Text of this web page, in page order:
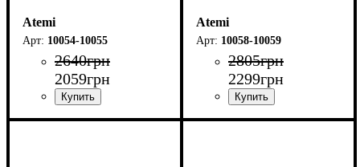
Atemi
10054-10055
2640грн
2059грн
Atemi
10058-10059
2805грн
2299грн